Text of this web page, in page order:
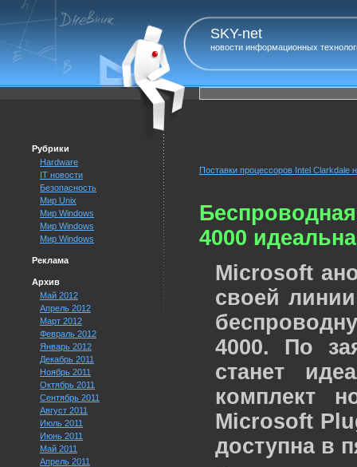
SKY-net
новости информационных
Рубрики
Hardware
IT новости
Безопасность
Мир Unix
Мир Windows
Мир Windows
Мир Windows
Реклама
Архив
Май 2012
Апрель 2012
Март 2012
Февраль 2012
Январь 2012
Декабрь 2011
Ноябрь 2011
Октябрь 2011
Сентябрь 2011
Август 2011
Июль 2011
Июнь 2011
Май 2011
Апрель 2011
Поставки процессоров Intel Clarkdale
4000
Microsoft
своей
4000. По
станет
комплект
Microsoft
доступна в